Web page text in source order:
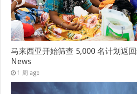
马来西亚开始筛查 5,000 名计划返
News
1 周 ago